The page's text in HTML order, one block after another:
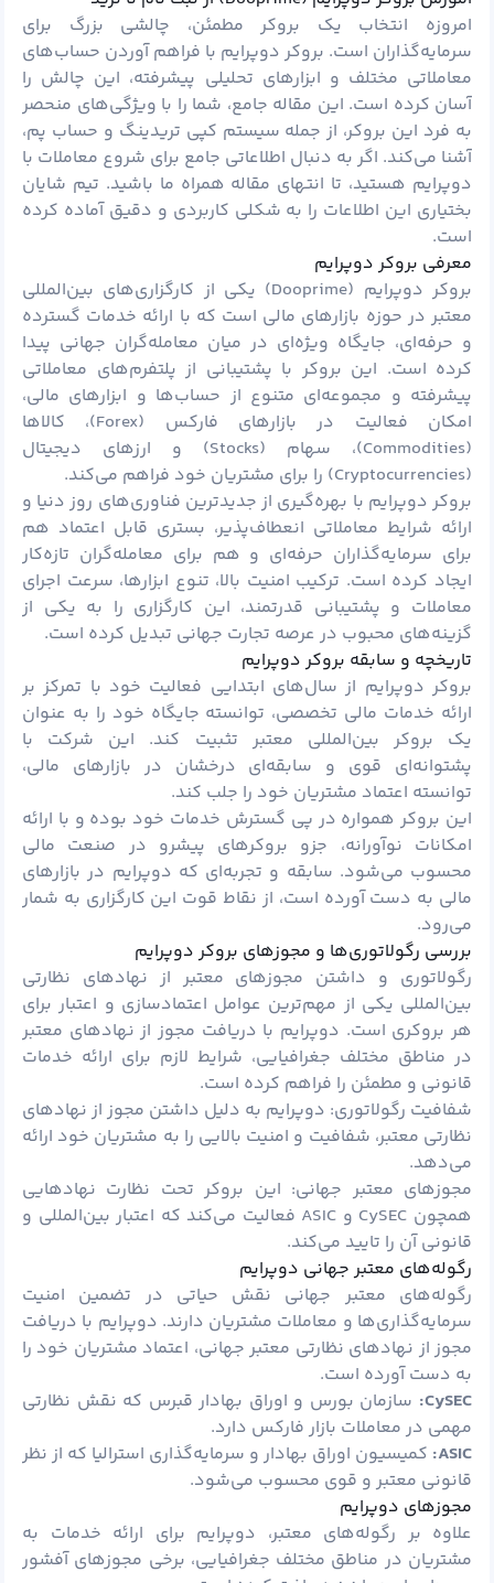
امروزه انتخاب یک بروکر مطمئن، چالشی بزرگ برای
سرمایه‌گذاران است. بروکر دوپرایم با فراهم آوردن حساب‌های
معاملاتی مختلف و ابزارهای تحلیلی پیشرفته، این چالش را
آسان کرده است. این مقاله جامع، شما را با ویژگی‌های منحصر
به فرد این بروکر، از جمله سیستم کپی تریدینگ و حساب پم،
آشنا می‌کند. اگر به دنبال اطلاعاتی جامع برای شروع معاملات با
دوپرایم هستید، تا انتهای مقاله همراه ما باشید. تیم شایان
بختیاری این اطلاعات را به شکلی کاربردی و دقیق آماده کرده
است.
معرفی بروکر دوپرایم
بروکر دوپرایم (Dooprime) یکی از کارگزاری‌های بین‌المللی
معتبر در حوزه بازارهای مالی است که با ارائه خدمات گسترده
و حرفه‌ای، جایگاه ویژه‌ای در میان معامله‌گران جهانی پیدا
کرده است. این بروکر با پشتیبانی از پلتفرم‌های معاملاتی
پیشرفته و مجموعه‌ای متنوع از حساب‌ها و ابزارهای مالی،
امکان فعالیت در بازارهای فارکس (Forex)، کالاها
(Commodities)، سهام (Stocks) و ارزهای دیجیتال
(Cryptocurrencies) را برای مشتریان خود فراهم می‌کند.
بروکر دوپرایم با بهره‌گیری از جدیدترین فناوری‌های روز دنیا و
ارائه شرایط معاملاتی انعطاف‌پذیر، بستری قابل اعتماد هم
برای سرمایه‌گذاران حرفه‌ای و هم برای معامله‌گران تازه‌کار
ایجاد کرده است. ترکیب امنیت بالا، تنوع ابزارها، سرعت اجرای
معاملات و پشتیبانی قدرتمند، این کارگزاری را به یکی از
گزینه‌های محبوب در عرصه تجارت جهانی تبدیل کرده است.
تاریخچه و سابقه بروکر دوپرایم
بروکر دوپرایم از سال‌های ابتدایی فعالیت خود با تمرکز بر
ارائه خدمات مالی تخصصی، توانسته جایگاه خود را به عنوان
یک بروکر بین‌المللی معتبر تثبیت کند. این شرکت با
پشتوانه‌ای قوی و سابقه‌ای درخشان در بازارهای مالی،
توانسته اعتماد مشتریان خود را جلب کند.
این بروکر همواره در پی گسترش خدمات خود بوده و با ارائه
امکانات نوآورانه، جزو بروکرهای پیشرو در صنعت مالی
محسوب می‌شود. سابقه و تجربه‌ای که دوپرایم در بازارهای
مالی به دست آورده است، از نقاط قوت این کارگزاری به شمار
می‌رود.
بررسی رگولاتوری‌ها و مجوزهای بروکر دوپرایم
رگولاتوری و داشتن مجوزهای معتبر از نهادهای نظارتی
بین‌المللی یکی از مهم‌ترین عوامل اعتمادسازی و اعتبار برای
هر بروکری است. دوپرایم با دریافت مجوز از نهادهای معتبر
در مناطق مختلف جغرافیایی، شرایط لازم برای ارائه خدمات
قانونی و مطمئن را فراهم کرده است.
شفافیت رگولاتوری: دوپرایم به دلیل داشتن مجوز از نهادهای
نظارتی معتبر، شفافیت و امنیت بالایی را به مشتریان خود ارائه
می‌دهد.
مجوزهای معتبر جهانی: این بروکر تحت نظارت نهادهایی
همچون CySEC و ASIC فعالیت می‌کند که اعتبار بین‌المللی و
قانونی آن را تایید می‌کند.
رگوله‌های معتبر جهانی دوپرایم
رگوله‌های معتبر جهانی نقش حیاتی در تضمین امنیت
سرمایه‌گذاری‌ها و معاملات مشتریان دارند. دوپرایم با دریافت
مجوز از نهادهای نظارتی معتبر جهانی، اعتماد مشتریان خود را
به دست آورده است.
CySEC: سازمان بورس و اوراق بهادار قبرس که نقش نظارتی
مهمی در معاملات بازار فارکس دارد.
ASIC: کمیسیون اوراق بهادار و سرمایه‌گذاری استرالیا که از نظر
قانونی معتبر و قوی محسوب می‌شود.
مجوزهای دوپرایم
علاوه بر رگوله‌های معتبر، دوپرایم برای ارائه خدمات به
مشتریان در مناطق مختلف جغرافیایی، برخی مجوزهای آفشور